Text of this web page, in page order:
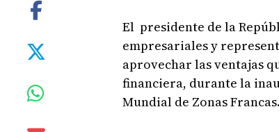
El presidente de la
empresariales y
aprovechar las ventajas
financiera, durante la
Mundial de Zonas Francas.